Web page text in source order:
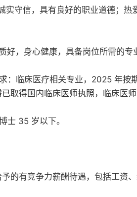
实守信，具有良好的职业道德；
好，身心健康，具备岗位所需的
：临床医疗相关专业，2025 年按
取得国内临床医师执照，临床医
士 35 岁以下。
的有竞争力薪酬待遇，包括工资